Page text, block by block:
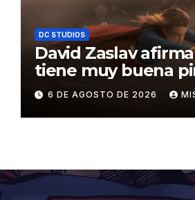
DC STUDIOS
David Zaslav
tiene muy buena
el fracaso de
6 DE AGOSTO DE 2026